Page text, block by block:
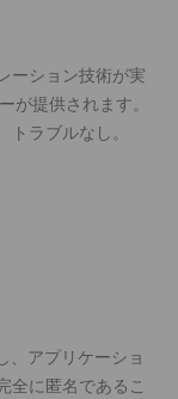
ーション技術が実
が提供されます。
ラブルなし。
、アプリケーショ
全に匿名であるこ